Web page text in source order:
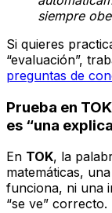
siempre
Si quieres
“evaluación”,
preguntas de
Prueba en
es “una
En TOK, la
matemáticas, una
funciona, ni una
“se ve” correcto.